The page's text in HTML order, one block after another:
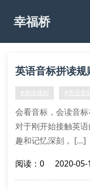
幸福桥
英语音标拼读规
#拼读规则 #英语音标
会看音标，会读音
对于刚开始接触英
趣和记忆深刻， […]
阅读：0 2020-05-